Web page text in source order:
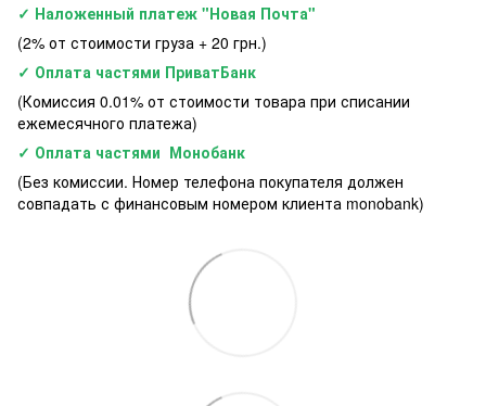
✓ Наложенный платеж "Новая Почта"
(2% от стоимости груза + 20 грн.)
✓ Оплата частями ПриватБанк
(Комиссия 0.01% от стоимости товара при списании
ежемесячного платежа)
✓ Оплата частями Монобанк
(Без комиссии. Номер телефона покупателя должен
совпадать с финансовым номером клиента monobank)